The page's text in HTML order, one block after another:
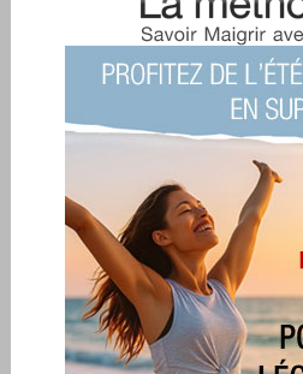
Blog de DEVI
CA BLOG MON
Déjà 2 fois que mon nouvel article disparaît
fonctionner mieux et je pourrait vous montrer